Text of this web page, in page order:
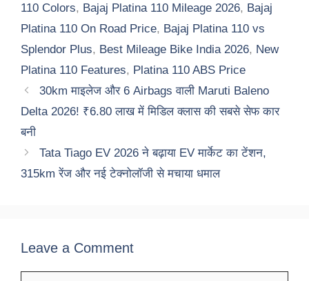
110 Colors, Bajaj Platina 110 Mileage 2026, Bajaj
Platina 110 On Road Price, Bajaj Platina 110 vs
Splendor Plus, Best Mileage Bike India 2026, New
Platina 110 Features, Platina 110 ABS Price
30km माइलेज और 6 Airbags वाली Maruti Baleno
Delta 2026! ₹6.80 लाख में मिडिल क्लास की सबसे सेफ कार
बनी
Tata Tiago EV 2026 ने बढ़ाया EV मार्केट का टेंशन,
315km रेंज और नई टेक्नोलॉजी से मचाया धमाल
Leave a Comment